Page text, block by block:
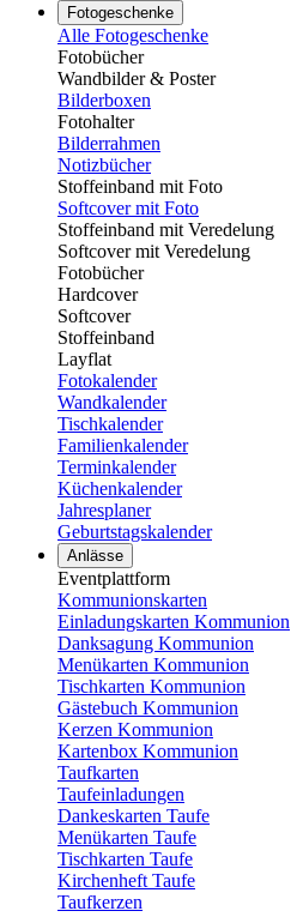
Fotogeschenke
Alle Fotogeschenke
Fotobücher
Wandbilder & Poster
Bilderboxen
Fotohalter
Bilderrahmen
Notizbücher
Stoffeinband mit Foto
Softcover mit Foto
Stoffeinband mit Veredelung
Softcover mit Veredelung
Fotobücher
Hardcover
Softcover
Stoffeinband
Layflat
Fotokalender
Wandkalender
Tischkalender
Familienkalender
Terminkalender
Küchenkalender
Jahresplaner
Geburtstagskalender
Anlässe
Eventplattform
Kommunionskarten
Einladungskarten Kommunion
Danksagung Kommunion
Menükarten Kommunion
Tischkarten Kommunion
Gästebuch Kommunion
Kerzen Kommunion
Kartenbox Kommunion
Taufkarten
Taufeinladungen
Dankeskarten Taufe
Menükarten Taufe
Tischkarten Taufe
Kirchenheft Taufe
Taufkerzen